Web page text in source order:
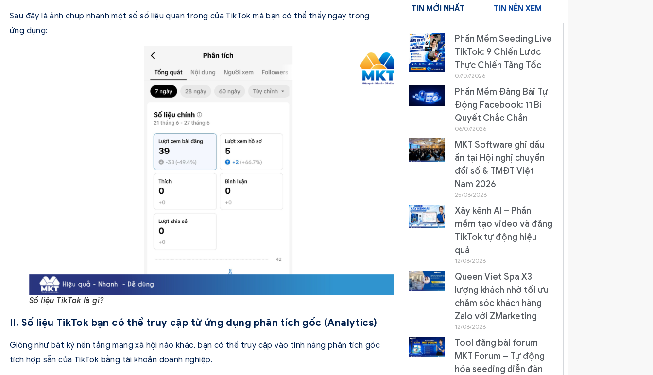
Sau đây là ảnh chụp nhanh một số số liệu quan trọng của TikTok mà bạn có thể thấy ngay trong
ứng dụng:
Số liệu TikTok là gì?
II. Số liệu TikTok bạn có thể truy cập từ ứng dụng phân tích gốc (Analytics)
Giống như bất kỳ nền tảng mạng xã hội nào khác, bạn có thể truy cập vào tính năng phân tích gốc
tích hợp sẵn của TikTok bằng tài khoản doanh nghiệp.
TIN MỚI NHẤT TIN NÊN XEM
Phần Mềm Seeding Live
TikTok: 9 Chiến Lược
Thực Chiến Tăng Tốc
07/07/2026
Phần Mềm Đăng Bài Tự
Động Facebook: 11 Bí
Quyết Chắc Chắn
06/07/2026
MKT Software ghi dấu
ấn tại Hội nghị chuyển
đổi số & TMĐT Việt
Nam 2026
25/06/2026
Xây kênh AI – Phần
mềm tạo video và đăng
TikTok tự động hiệu
quả
12/06/2026
Queen Viet Spa X3
lượng khách nhờ tối ưu
chăm sóc khách hàng
Zalo với ZMarketing
12/06/2026
Tool đăng bài forum
MKT Forum – Tự động
hóa seeding diễn đàn